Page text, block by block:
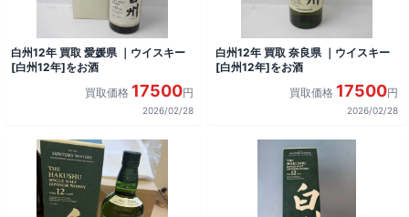
白州12年 買取 愛媛県 ｜ウイスキー
[白州12年]をお酒
買取価格 17500円
2026/02/28
白州12年 買取 奈良県 ｜ウイスキー
[白州12年]をお酒
買取価格 17500円
2026/02/28